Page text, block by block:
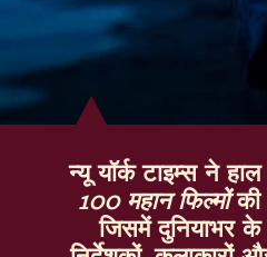
न्यू यॉर्क टाइम्स ने
100 महान फिल्मोंकी
जिसमें दुनियाभर